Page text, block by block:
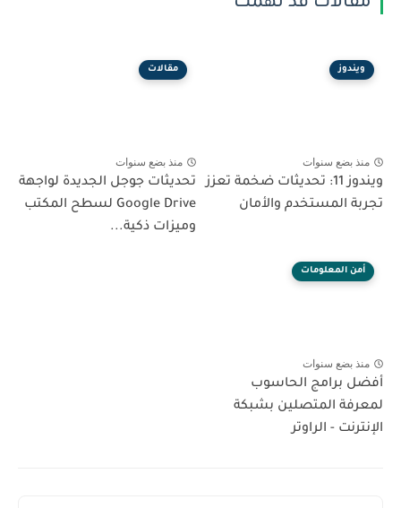
ويندوز
منذ بضع سنوات
ويندوز 11: تحديثات ضخمة تعزز
تجربة المستخدم والأمان
مقالات
منذ بضع سنوات
تحديثات جوجل الجديدة لواجهة
Google Drive لسطح المكتب
وميزات ذكية...
أمن المعلومات
منذ بضع سنوات
أفضل برامج الحاسوب
لمعرفة المتصلين بشبكة
الإنترنت - الراوتر